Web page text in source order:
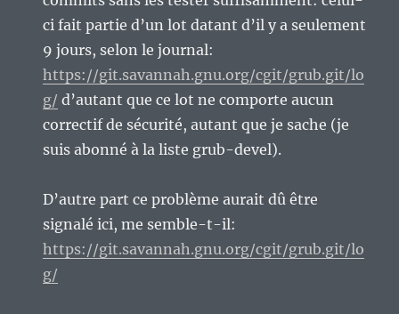
ci fait partie d’un lot datant d’il y a seulement
9 jours, selon le journal:
https://git.savannah.gnu.org/cgit/grub.git/lo
g/ d’autant que ce lot ne comporte aucun
correctif de sécurité, autant que je sache (je
suis abonné à la liste grub-devel).
D’autre part ce problème aurait dû être
signalé ici, me semble-t-il:
https://git.savannah.gnu.org/cgit/grub.git/lo
g/